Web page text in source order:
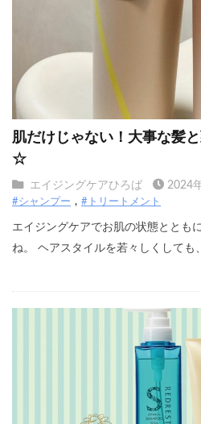
肌だけじゃない！大事な髪
☆
エイジングケアひろば 2024
#シャンプー #トリートメント
エイジングケアでお肌の状態ととも
ね。 ヘアスタイルを若々しくしても